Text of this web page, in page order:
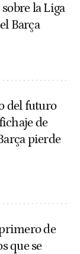
la Liga
Barça
del futuro
de
pierde
de
que se